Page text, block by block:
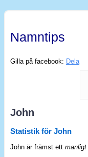
Namntips
Gilla på facebook: Dela
John
Statistik för John
John är främst ettmanligt